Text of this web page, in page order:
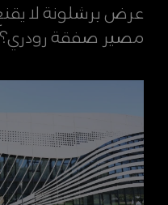
عرض برشلونة لا
مصير صفقة رودري؟